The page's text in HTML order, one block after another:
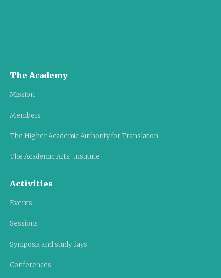
The Academy
Mission
Members
The Higher Academic Authority for Translation
The Academic Arts’ Institute
Activities
Events
Sessions
Symposia and study days
Conferences